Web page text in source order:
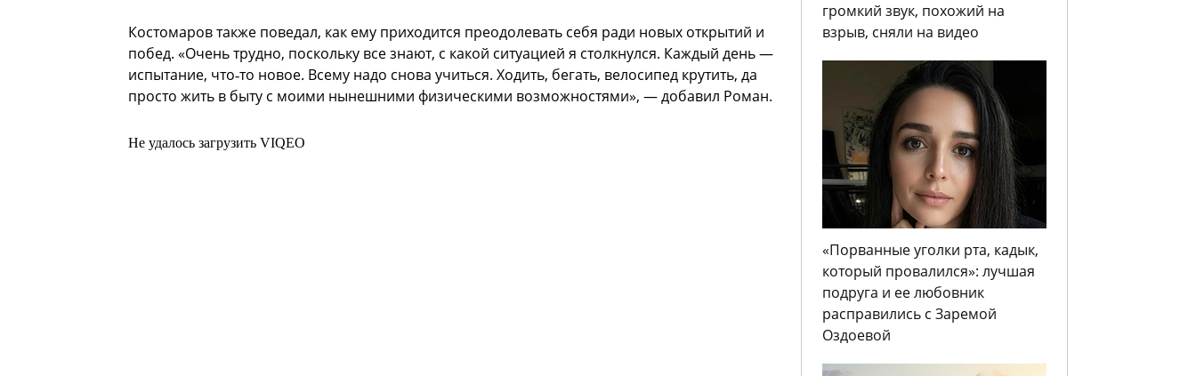
Костомаров также поведал, как ему приходится преодолевать себя ради новых открытий и
побед. «Очень трудно, поскольку все знают, с какой ситуацией я столкнулся. Каждый день —
испытание, что‑то новое. Всему надо снова учиться. Ходить, бегать, велосипед крутить, да
просто жить в быту с моими нынешними физическими возможностями», — добавил Роман.
Не удалось загрузить VIQEO
громкий звук, похожий на
взрыв, сняли на видео
«Порванные уголки рта, кадык,
который провалился»: лучшая
подруга и ее любовник
расправились с Заремой
Оздоевой